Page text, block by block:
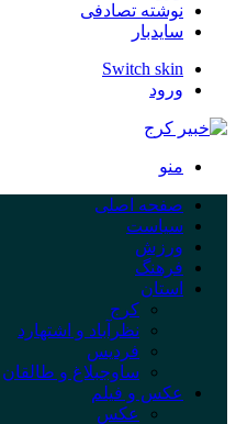
نوشته تصادفی
سایدبار
Switch skin
ورود
منو
صفحه اصلی
سیاست
ورزش
فرهنگ
استان
کرج
نظرآباد و اشتهارد
فردیس
ساوجبلاغ و طالقان
عکس و فیلم
عکس